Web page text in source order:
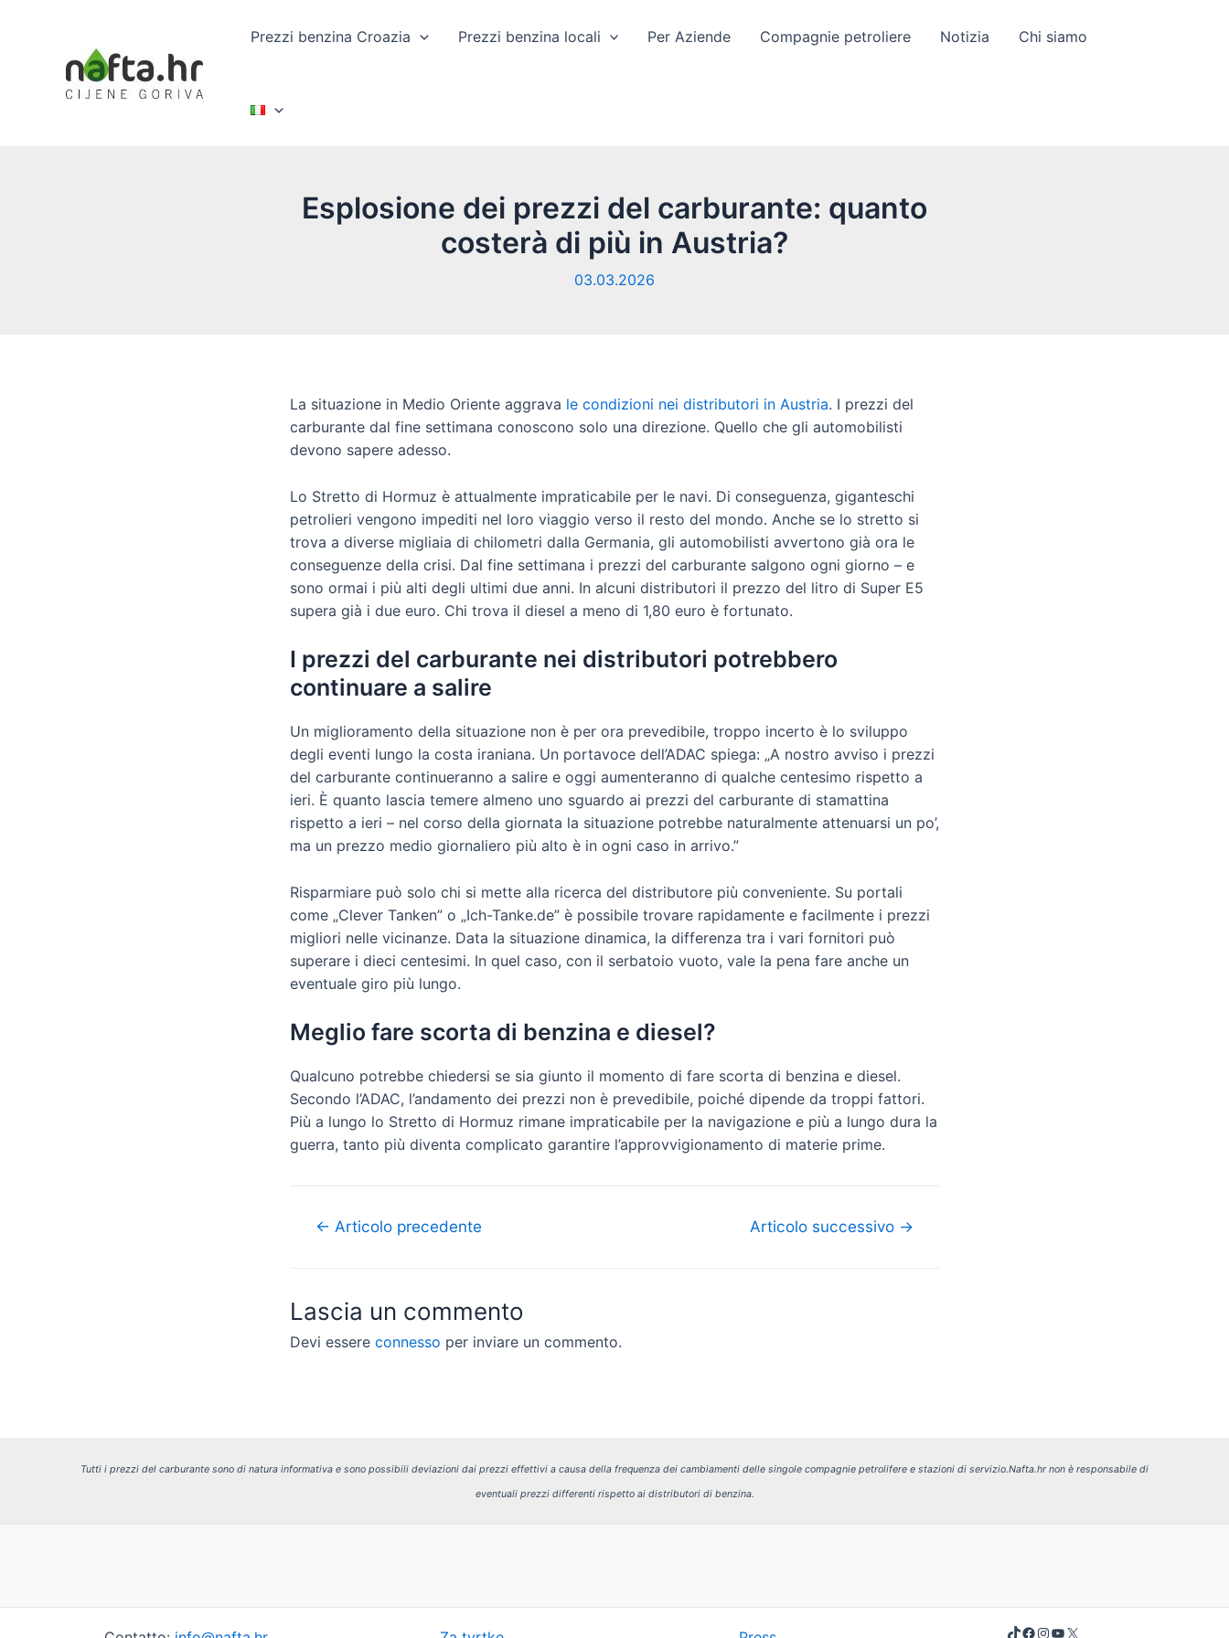
Prezzi benzina Croazia Prezzi benzina locali Per Aziende Compagnie petroliere Notizia Chi siamo
Esplosione dei prezzi del carburante: quanto
costerà di più in Austria?
03.03.2026
La situazione in Medio Oriente aggrava le condizioni nei distributori in Austria. I prezzi del
carburante dal fine settimana conoscono solo una direzione. Quello che gli automobilisti
devono sapere adesso.
Lo Stretto di Hormuz è attualmente impraticabile per le navi. Di conseguenza, giganteschi
petrolieri vengono impediti nel loro viaggio verso il resto del mondo. Anche se lo stretto si
trova a diverse migliaia di chilometri dalla Germania, gli automobilisti avvertono già ora le
conseguenze della crisi. Dal fine settimana i prezzi del carburante salgono ogni giorno – e
sono ormai i più alti degli ultimi due anni. In alcuni distributori il prezzo del litro di Super E5
supera già i due euro. Chi trova il diesel a meno di 1,80 euro è fortunato.
I prezzi del carburante nei distributori potrebbero
continuare a salire
Un miglioramento della situazione non è per ora prevedibile, troppo incerto è lo sviluppo
degli eventi lungo la costa iraniana. Un portavoce dell’ADAC spiega: „A nostro avviso i prezzi
del carburante continueranno a salire e oggi aumenteranno di qualche centesimo rispetto a
ieri. È quanto lascia temere almeno uno sguardo ai prezzi del carburante di stamattina
rispetto a ieri – nel corso della giornata la situazione potrebbe naturalmente attenuarsi un po’,
ma un prezzo medio giornaliero più alto è in ogni caso in arrivo.”
Risparmiare può solo chi si mette alla ricerca del distributore più conveniente. Su portali
come „Clever Tanken” o „Ich-Tanke.de” è possibile trovare rapidamente e facilmente i prezzi
migliori nelle vicinanze. Data la situazione dinamica, la differenza tra i vari fornitori può
superare i dieci centesimi. In quel caso, con il serbatoio vuoto, vale la pena fare anche un
eventuale giro più lungo.
Meglio fare scorta di benzina e diesel?
Qualcuno potrebbe chiedersi se sia giunto il momento di fare scorta di benzina e diesel.
Secondo l’ADAC, l’andamento dei prezzi non è prevedibile, poiché dipende da troppi fattori.
Più a lungo lo Stretto di Hormuz rimane impraticabile per la navigazione e più a lungo dura la
guerra, tanto più diventa complicato garantire l’approvvigionamento di materie prime.
Navigazione
← Articolo precedente Articolo successivo →
Lascia un commento
Devi essere connesso per inviare un commento.
Tutti i prezzi del carburante sono di natura informativa e sono possibili deviazioni dai prezzi effettivi a causa della frequenza dei cambiamenti delle singole compagnie petrolifere e stazioni di servizio.Nafta.hr non è responsabile di
eventuali prezzi differenti rispetto ai distributori di benzina.
TikTok
Facebook
Instagram
YouTube
X